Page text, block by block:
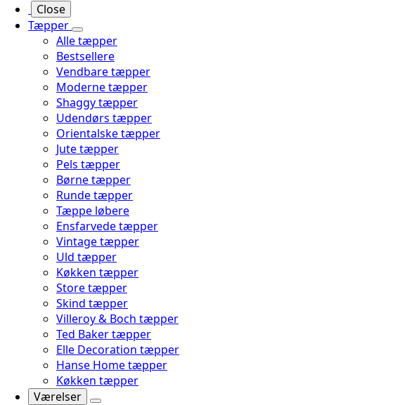
Close
Tæpper
Alle tæpper
Bestsellere
Vendbare tæpper
Moderne tæpper
Shaggy tæpper
Udendørs tæpper
Orientalske tæpper
Jute tæpper
Pels tæpper
Børne tæpper
Runde tæpper
Tæppe løbere
Ensfarvede tæpper
Vintage tæpper
Uld tæpper
Køkken tæpper
Store tæpper
Skind tæpper
Villeroy & Boch tæpper
Ted Baker tæpper
Elle Decoration tæpper
Hanse Home tæpper
Køkken tæpper
Værelser